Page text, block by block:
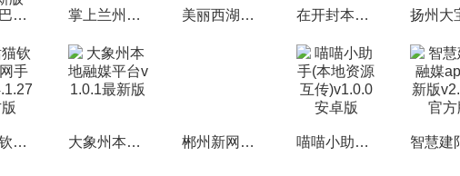
阿里巴巴本地生活app官方版v7.2.30.118安卓最新版 掌上兰州客户端v6.3.0官方安卓版 美丽西湖融媒体app官方版v2.0.5安卓版 在开封本地服务v1.0.0移动版
白话猫钦州360网手机版v4.1.27官方版 大象州本地融媒平台v1.0.1最新版 郴州新网招聘网手机版v1.0.4最新版 喵喵小助手(本地资源互传)v1.0.0安卓版